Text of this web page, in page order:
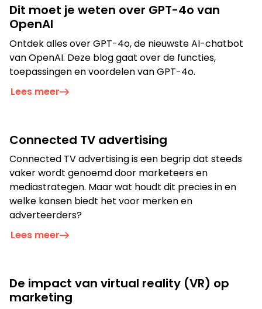
Op zoek naar een oplossing voor
jouw vraagstuk?
Je kunt ook bellen of mailen
info@bigfish.nl 040 - 84 34 090
Eindhoven
Vonderweg 26
Dit moet je weten over GPT-4o van
OpenAI
Ontdek alles over GPT-4o, de nieuwste AI-chatbot
van OpenAI. Deze blog gaat over de functies,
toepassingen en voordelen van GPT-4o.
Lees meer
Connected TV advertising
Connected TV advertising is een begrip dat steeds
vaker wordt genoemd door marketeers en
mediastrategen. Maar wat houdt dit precies in en
welke kansen biedt het voor merken en
adverteerders?
Lees meer
De impact van virtual reality (VR) op
marketing